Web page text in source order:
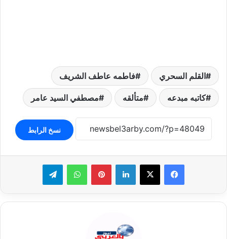
القلم السحري فاطمه عاطف الشريف
كاتبه مبدعه متألقه مصطفي السيد عامر
نسخ الرابط
لينكدإن بينتيريستواتساب تيلقرام